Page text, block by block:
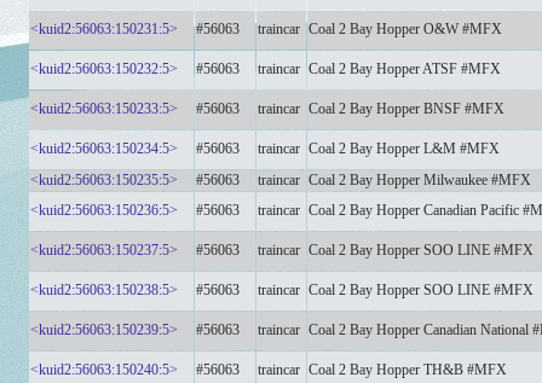
<kuid2:56063:150231:5> #56063 traincar Coal 2 Bay Hopper O&W #MFX
<kuid2:56063:150232:5> #56063 traincar Coal 2 Bay Hopper ATSF #MFX
<kuid2:56063:150233:5> #56063 traincar Coal 2 Bay Hopper BNSF #MFX
<kuid2:56063:150234:5> #56063 traincar Coal 2 Bay Hopper L&M #MFX
<kuid2:56063:150235:5>
#56063 traincar Coal 2 Bay Hopper Milwaukee #MFX
<kuid2:56063:150236:5>
#56063 traincar Coal 2 Bay Hopper Canadian Pacific
<kuid2:56063:150237:5> #56063 traincar Coal 2 Bay Hopper SOO LINE #MFX
<kuid2:56063:150238:5> #56063 traincar Coal 2 Bay Hopper SOO LINE #MFX
<kuid2:56063:150239:5> #56063 traincar Coal 2 Bay Hopper Canadian National
<kuid2:56063:150240:5> #56063 traincar Coal 2 Bay Hopper TH&B #MFX